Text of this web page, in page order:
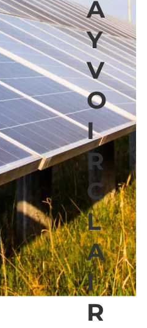
À
Y
V
O
I
R
C
L
A
I
R